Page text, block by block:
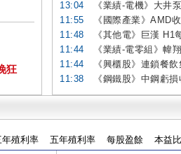
狂
13:04
《業績-電機》大井
11:55
《國際產業》AMD
11:48
《其他電》巨漢 H1
11:44
《業績-電零組》幃
11:44
《興櫃股》連鎖餐
11:38
《鋼鐵股》中鋼虧
年殖利率 五年殖利率 每股盈餘 本益比